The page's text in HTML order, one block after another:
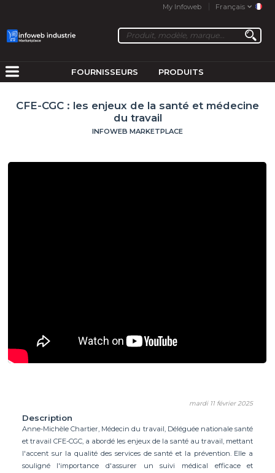
My Infoweb Français
FOURNISSEURS PRODUITS
CFE-CGC : les enjeux de la santé et médecine
du travail
INFOWEB MARKETPLACE
mardi 11 février 2025
Description
Anne-Michèle Chartier, Médecin du travail, Déléguée nationale santé
et travail CFE-CGC, a abordé les enjeux de la santé au travail, mettant
l'accent sur la qualité des services de santé et la prévention. Elle a
souligné l'importance d'assurer un suivi médical efficace et